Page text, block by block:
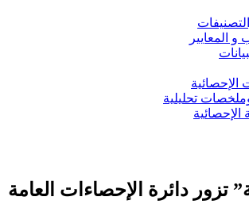
و المعايير
الإحصائية
تحليلية
الإحصائية
تزور دائرة الإحصاءات العامة